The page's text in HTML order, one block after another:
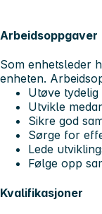
Arbeidsoppgaver
Som enhetsleder
enheten.
Utøve
Utvikle
Sikre god
Sørge for
Lede
Følge opp
Kvalifikasjoner